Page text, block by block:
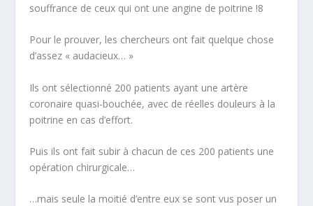
souffrance de ceux qui ont une angine de poitrine !8
Pour le prouver, les chercheurs ont fait quelque chose
d’assez « audacieux… »
Ils ont sélectionné 200 patients ayant une artère
coronaire quasi-bouchée, avec de réelles douleurs à la
poitrine en cas d’effort.
Puis ils ont fait subir à chacun de ces 200 patients une
opération chirurgicale…
…mais seule la moitié d’entre eux se sont vus poser un